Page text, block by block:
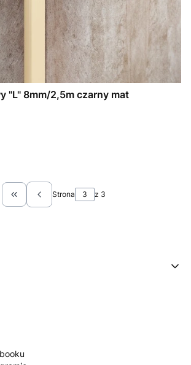
"L" 8mm/2,5m czarny mat
Wróć do pierwszej strony z produktami
Strona z 3